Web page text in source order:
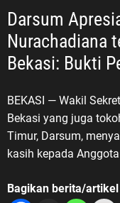
Darsum
Nurachadiana
Bekasi: Bukti
BEKASI — Wakil
Bekasi yang juga
Timur, Darsum,
kasih kepada
Bagikan berita/